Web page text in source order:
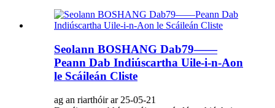
Seolann BOSHANG Dab79——
Peann Dab Indiúscartha Uile-i-n-Aon
le Scáileán Cliste
ag an riarthóir ar 25-05-21